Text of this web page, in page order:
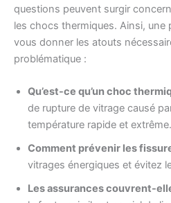
questions peuvent surgir
les chocs thermiques. Ainsi, une
vous donner les atouts
problématique :
Qu’est-ce qu’un choc
de rupture de vitrage causé
température rapide et extrême.
Comment prévenir les
vitrages énergiques et évitez
Les assurances couvrent-